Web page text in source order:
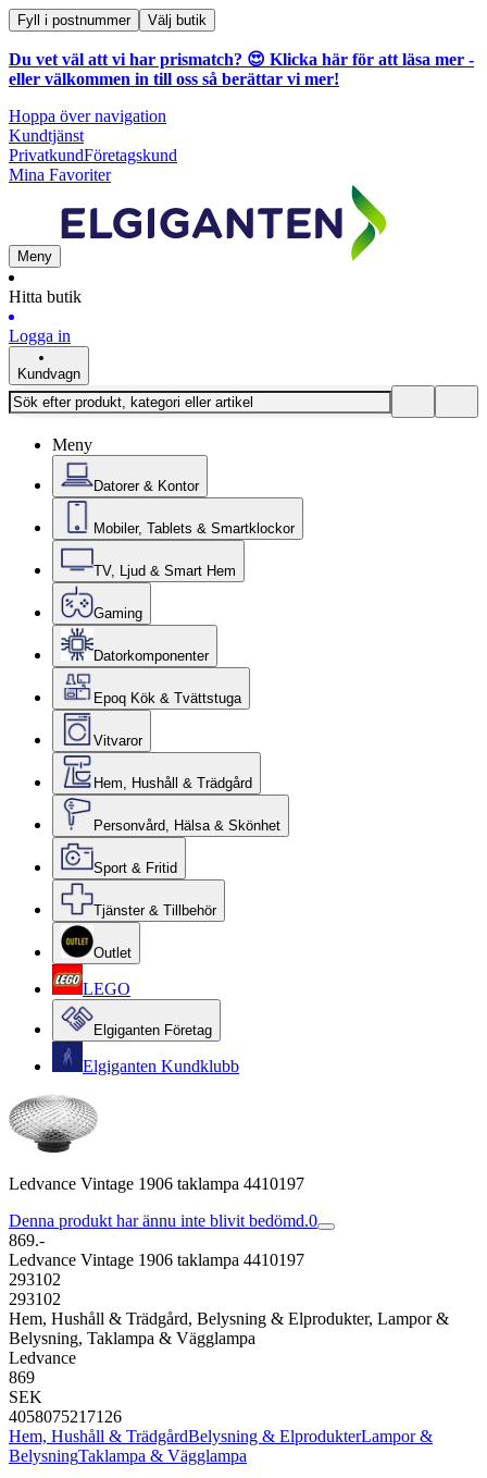
Fyll i postnummer Välj butik
Du vet väl att vi har prismatch? 😍 Klicka här för att läsa mer -
eller välkommen in till oss så berättar vi mer!
Hoppa över navigation
Kundtjänst
PrivatkundFöretagskund
Mina Favoriter
Meny
Hitta butik
Logga in
Kundvagn
Meny
Datorer & Kontor
Mobiler, Tablets & Smartklockor
TV, Ljud & Smart Hem
Gaming
Datorkomponenter
Epoq Kök & Tvättstuga
Vitvaror
Hem, Hushåll & Trädgård
Personvård, Hälsa & Skönhet
Sport & Fritid
Tjänster & Tillbehör
Outlet
LEGO
Elgiganten Företag
Elgiganten Kundklubb
Ledvance Vintage 1906 taklampa 4410197
Denna produkt har ännu inte blivit bedömd.0
869.-
Ledvance Vintage 1906 taklampa 4410197
293102
293102
Hem, Hushåll & Trädgård, Belysning & Elprodukter, Lampor &
Belysning, Taklampa & Vägglampa
Ledvance
869
SEK
4058075217126
Hem, Hushåll & TrädgårdBelysning & ElprodukterLampor &
BelysningTaklampa & Vägglampa